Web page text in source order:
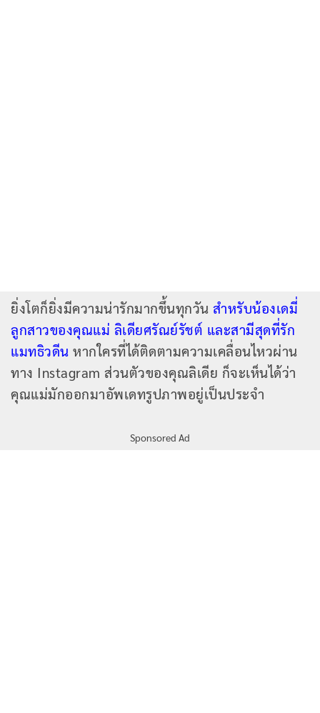
ยิ่งโตก็ยิ่งมีความน่ารักมากขึ้นทุกวัน สำหรับน้องเดมี่
ลูกสาวของคุณแม่ ลิเดียศรัณย์รัชต์ และสามีสุดที่รัก
แมทธิวดีน หากใครที่ได้ติดตามความเคลื่อนไหวผ่าน
ทาง Instagram ส่วนตัวของคุณลิเดีย ก็จะเห็นได้ว่า
คุณแม่มักออกมาอัพเดทรูปภาพอยู่เป็นประจำ
Sponsored Ad